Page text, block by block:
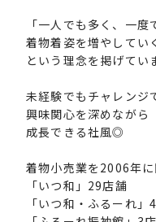
「一人でも多く、一度
着物着姿を増やしてい
という理念を掲げてい
未経験でもチャレンジ
興味関心を深めながら
成長できる社風◎
着物小売業を2006年
「いつ和」29店舗
「いつ和・ふるーれ」